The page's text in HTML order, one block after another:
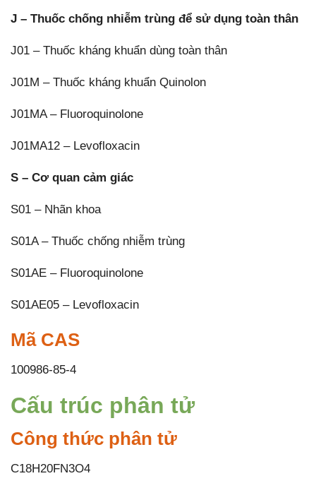
J – Thuốc chống nhiễm trùng để sử dụng toàn thân
J01 – Thuốc kháng khuẩn dùng toàn thân
J01M – Thuốc kháng khuẩn Quinolon
J01MA – Fluoroquinolone
J01MA12 – Levofloxacin
S – Cơ quan cảm giác
S01 – Nhãn khoa
S01A – Thuốc chống nhiễm trùng
S01AE – Fluoroquinolone
S01AE05 – Levofloxacin
Mã CAS
100986-85-4
Cấu trúc phân tử
Công thức phân tử
C18H20FN3O4